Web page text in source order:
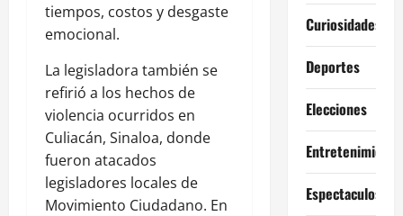
tiempos, costos y desgaste
emocional.
La legisladora también se
refirió a los hechos de
violencia ocurridos en
Culiacán, Sinaloa, donde
fueron atacados
legisladores locales de
Movimiento Ciudadano. En
Curiosidades
Deportes
Elecciones
Entretenimiento
Espectaculos